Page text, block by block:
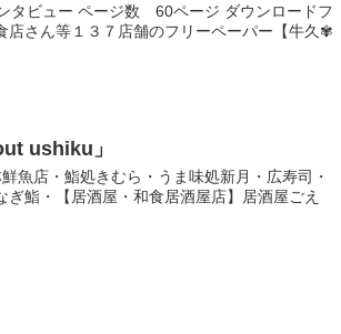
タビュー ページ数 60ページ ダウンロードフ
店さん等１３７店舗のフリーペーパー【牛久✾
ushiku」
魚店・鮨処きむら・うま味処新月・広寿司・
鮨・【居酒屋・和食居酒屋店】居酒屋ごえ